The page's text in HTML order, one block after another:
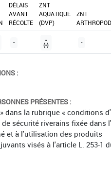
DÉLAIS
AVANT
RÉCOLTE
ZNT
AQUATIQUE
(DVP)
ZNT
- -
(-) -
:
PRÉSENTES :
dans la rubrique « conditions
sécurité riverains fixée dans
et à l'utilisation des produits
visés à l'article L. 253-1